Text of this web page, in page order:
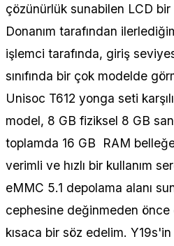
çözünürlük sunabilen LCD
Donanım tarafından
işlemci tarafında, giriş
sınıfında bir çok modelde
Unisoc T612 yonga seti
model, 8 GB fiziksel 8 GB
toplamda 16 GB RAM
verimli ve hızlı bir kullanım
eMMC 5.1 depolama alanı
cephesine değinmeden önce
kısaca bir söz edelim.